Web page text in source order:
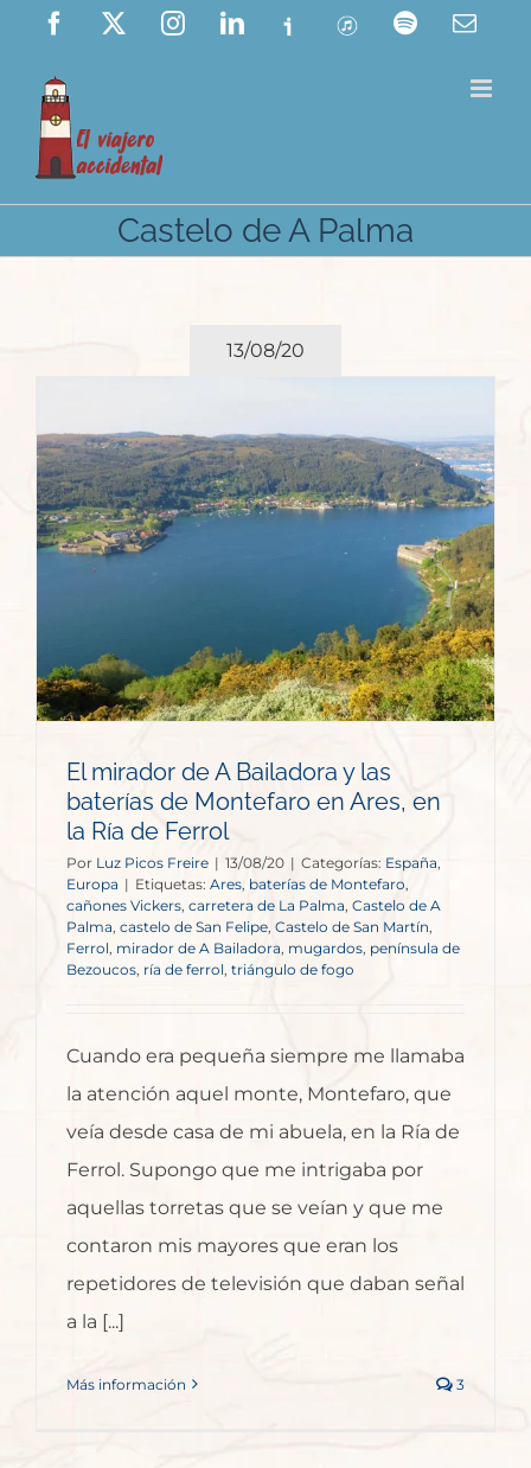
Saltar
contenido
Facebook InstagramLinkedIn
Ivoox ITunes Spotify
Castelo de A Palma
13/08/20
El mirador de A Bailadora y las
baterías de Montefaro en Ares, en
la Ría de Ferrol
Por Luz Picos Freire | 13/08/20 | Categorías: España,
Europa | Etiquetas: Ares, baterías de Montefaro,
cañones Vickers, carretera de La Palma Castelo de A
Palma, castelo de San Felipe, Castelo de San Martín
Ferrol mirador de A Bailadora mugardos península de
Bezoucos, ría de ferrol triángulo de fogo
Cuando era pequeña siempre me llamaba
la atención aquel monte, Montefaro, que
veía desde casa de mi abuela, en la Ría de
Ferrol. Supongo que me intrigaba por
aquellas torretas que se veían y que me
contaron mis mayores que eran los
repetidores de televisión que daban señal
a la [...]
Más información 3